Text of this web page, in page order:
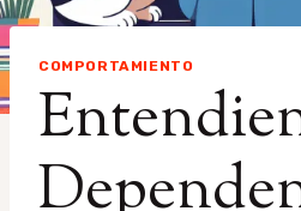
COMPORTAMIENTO